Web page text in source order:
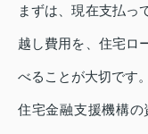
まずは、現在支払っ
越し費用を、住宅ロ
べることが大切です。
住宅金融支援機構